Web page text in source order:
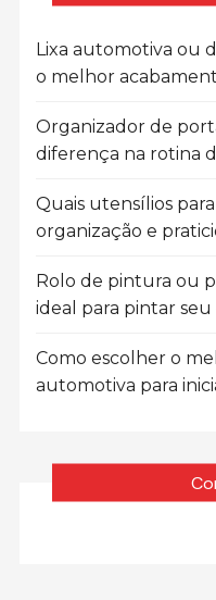
Lixa automotiva ou
o melhor
Organizador de
diferença na rotina
Quais utensílios
organização e
Rolo de pintura ou
ideal para pintar seu
Como escolher o
automotiva para